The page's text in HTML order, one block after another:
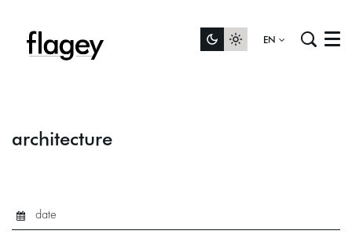
EN Menu
architecture